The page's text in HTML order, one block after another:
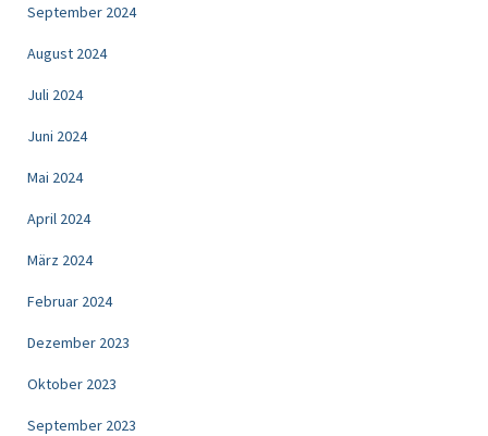
September 2024
August 2024
Juli 2024
Juni 2024
Mai 2024
April 2024
März 2024
Februar 2024
Dezember 2023
Oktober 2023
September 2023